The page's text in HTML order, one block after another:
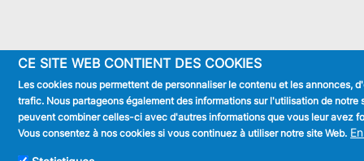
CE SITE WEB CONTIENT DES COOKIES
Les cookies nous permettent de personnaliser le contenu et les
trafic. Nous partageons également des informations sur l'utilisation de
peuvent combiner celles-ci avec d'autres informations que vous leur avez
Vous consentez à nos cookies si vous continuez à utiliser notre site Web.